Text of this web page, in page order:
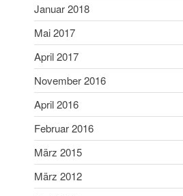
Januar 2018
Mai 2017
April 2017
November 2016
April 2016
Februar 2016
März 2015
März 2012